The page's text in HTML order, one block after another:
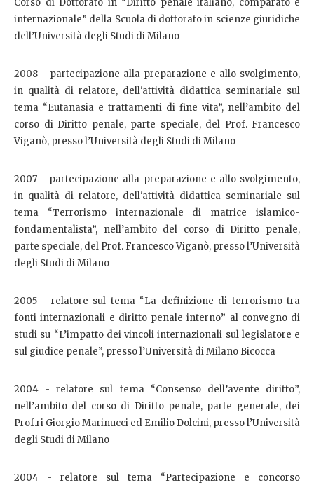
Corso di Dottorato in “Diritto penale italiano, comparato e
internazionale” della Scuola di dottorato in scienze giuridiche
dell’Università degli Studi di Milano
2008 - partecipazione alla preparazione e allo svolgimento,
in qualità di relatore, dell'attività didattica seminariale sul
tema “Eutanasia e trattamenti di fine vita”, nell’ambito del
corso di Diritto penale, parte speciale, del Prof. Francesco
Viganò, presso l’Università degli Studi di Milano
2007 - partecipazione alla preparazione e allo svolgimento,
in qualità di relatore, dell'attività didattica seminariale sul
tema “Terrorismo internazionale di matrice islamico-
fondamentalista”, nell’ambito del corso di Diritto penale,
parte speciale, del Prof. Francesco Viganò, presso l’Università
degli Studi di Milano
2005 - relatore sul tema “La definizione di terrorismo tra
fonti internazionali e diritto penale interno” al convegno di
studi su “L’impatto dei vincoli internazionali sul legislatore e
sul giudice penale”, presso l’Università di Milano Bicocca
2004 - relatore sul tema “Consenso dell’avente diritto”,
nell’ambito del corso di Diritto penale, parte generale, dei
Prof.ri Giorgio Marinucci ed Emilio Dolcini, presso l’Università
degli Studi di Milano
2004 - relatore sul tema “Partecipazione e concorso